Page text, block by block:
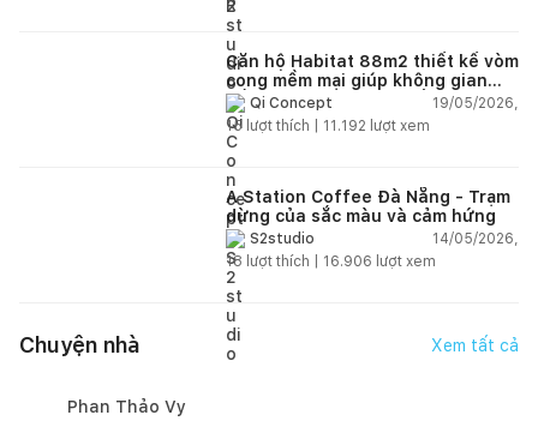
Căn hộ Habitat 88m2 thiết kế vòm
cong mềm mại giúp không gian
sống hiện đại trở nên ấm áp hơn
Qi Concept
19/05/2026,
15 lượt thích | 11.192 lượt xem
A Station Coffee Đà Nẵng - Trạm
dừng của sắc màu và cảm hứng
S2studio
14/05/2026,
18 lượt thích | 16.906 lượt xem
Chuyện nhà Xem tất cả
Phan Thảo Vy